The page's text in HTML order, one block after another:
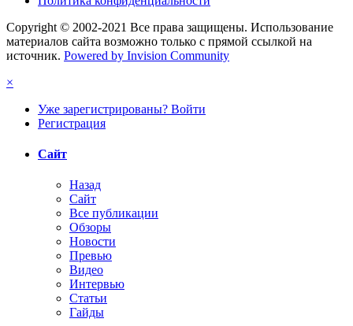
Copyright © 2002-2021 Все права защищены. Использование
материалов сайта возможно только с прямой ссылкой на
источник. Powered by Invision Community
×
Уже зарегистрированы? Войти
Регистрация
Сайт
Назад
Сайт
Все публикации
Обзоры
Новости
Превью
Видео
Интервью
Статьи
Гайды